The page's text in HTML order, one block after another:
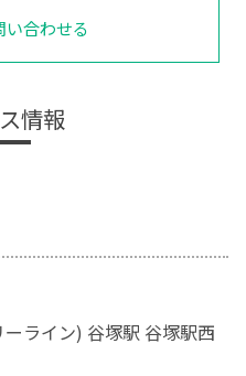
い合わせる
情報
ライン) 谷塚駅 谷塚駅西